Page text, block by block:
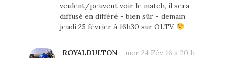
veulent/peuvent voir le match, il sera
diffusé en différé - bien sûr - demain
jeudi 25 février à 16h30 sur OLTV.
ROYALDULTON - mer 24 Fév 16 à 20 h